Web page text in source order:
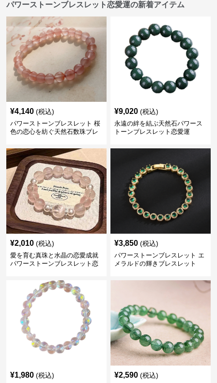
パワーストーンブレスレット恋愛運の新着アイテム
¥4,140 (税込)
パワーストーンブレスレット 桜
色の恋心を紡ぐ天然石数珠ブレ
¥9,020 (税込)
永遠の絆を結ぶ天然石パワース
トーンブレスレット恋愛運
¥2,010 (税込)
愛を育む真珠と水晶の恋愛成就
パワーストーンブレスレット恋
¥3,850 (税込)
パワーストーンブレスレット エ
メラルドの輝きブレスレット
¥1,980 (税込) ¥2,590 (税込)